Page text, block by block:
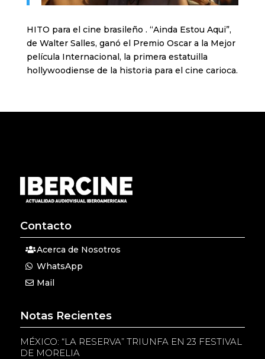
HITO para el cine brasileño . “Ainda Estou Aqui”,
de Walter Salles, ganó el Premio Oscar a la Mejor
película Internacional, la primera estatuilla
hollywoodiense de la historia para el cine carioca.
Contacto
Acerca de Nosotros
WhatsApp
Mail
Notas Recientes
MÉXICO: “LA RESERVA” TRIUNFA EN 23 FESTIVAL
DE MORELIA